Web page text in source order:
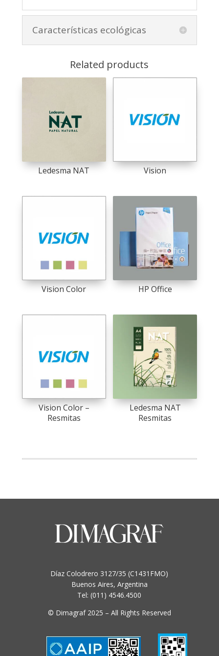
Características ecológicas
Related products
Ledesma NAT Vision
Vision Color HP Office
multiple
variants.
options
chosen
Vision Color –
Resmitas
Ledesma NAT
Resmitas
Díaz Colodrero 3127/35 (C1431FMO)
Buenos Aires, Argentina
Tel: (011) 4546.4500
© Dimagraf 2025 – All Rights Reserved